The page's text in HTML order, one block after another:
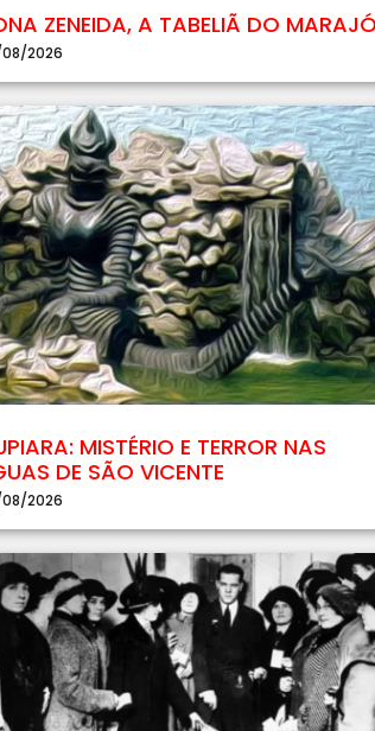
ZENEIDA, A TABELIÃ DO
2026
MISTÉRIO E TERROR NAS
DE SÃO VICENTE
2026